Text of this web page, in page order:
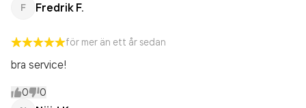
F Fredrik F.
för mer än ett år sedan
bra service!
0 0